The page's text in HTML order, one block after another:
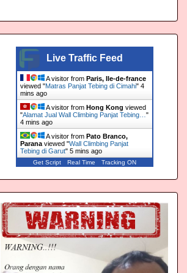
Live Traffic Feed
A visitor from Paris, Ile-de-france
viewed "Matras Panjat Tebing di Cimahi" 4
mins ago
A visitor from Hong Kong viewed
"Alamat Jual Wall Climbing Panjat Tebing… "
5 mins ago
A visitor from Pato Branco,
Paranaviewed "Wall Climbing Panjat
Tebing di Garut" 5 mins ago
Get Script Real Time Tracking ON